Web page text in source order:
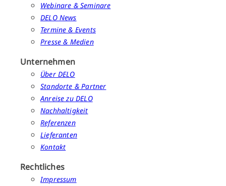
Webinare & Seminare
DELO News
Termine & Events
Presse & Medien
Unternehmen
Über DELO
Standorte & Partner
Anreise zu DELO
Nachhaltigkeit
Referenzen
Lieferanten
Kontakt
Rechtliches
Impressum